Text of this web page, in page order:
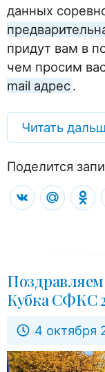
данных
придут вам в
чем просим
mail адрес.
Читать
Поделится
VK Mail.Ru
Кубка СФКС
4 октября